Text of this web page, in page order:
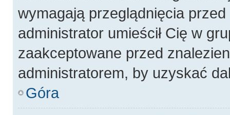
wymagają przeglądnięcia
administrator umieścił Cię w
zaakceptowane przed
administratorem, by uzyskać
Góra